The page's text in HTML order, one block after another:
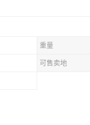
重量
可售卖地